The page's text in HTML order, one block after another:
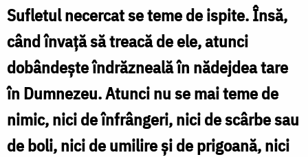
dumnezeiescului
pogorământ
/
Foto:
Oana
Nechifor
Sufletul necercat se teme de ispite. Însă,
când învaţă să treacă de ele, atunci
dobândeşte îndrăzneală în nădejdea tare
în Dumnezeu. Atunci nu se mai teme de
nimic, nici de înfrângeri, nici de scârbe sau
de boli, nici de umilire şi de prigoană, nici